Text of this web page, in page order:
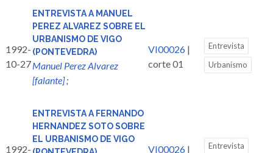
1992-
10-27
ENTREVISTA A MANUEL
PEREZ ALVAREZ SOBRE EL
URBANISMO DE VIGO
(PONTEVEDRA)
Manuel Perez Alvarez
[falante];
VI00026 |
corte 01
Entrevista
Urbanismo
1992-
ENTREVISTA A FERNANDO
HERNANDEZ SOTO SOBRE
EL URBANISMO DE VIGO
VI00026 |
Entrevista